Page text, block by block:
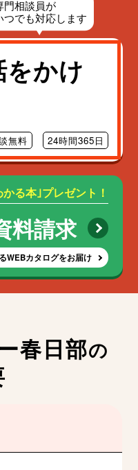
をかけ
無料 24時間365日
る本｣プレゼント！
料請求
WEBカタログをお届け
春日部の